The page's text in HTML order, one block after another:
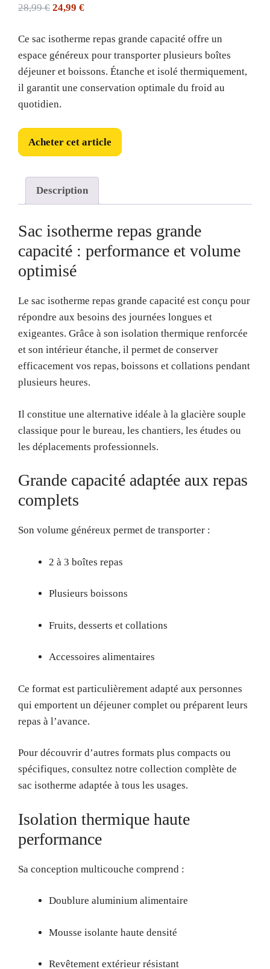
28,99€ Le
initial
était :
28,99 €.
24,99 €Le
actuel
est :
24,99 €.
Ce sac isotherme repas grande capacité offre un
espace généreux pour transporter plusieurs boîtes
déjeuner et boissons. Étanche et isolé thermiquement,
il garantit une conservation optimale du froid au
quotidien.
Acheter cet article
Description
Sac isotherme repas grande
capacité : performance et volume
optimisé
Le sac isotherme repas grande capacité est conçu pour
répondre aux besoins des journées longues et
exigeantes. Grâce à son isolation thermique renforcée
et son intérieur étanche, il permet de conserver
efficacement vos repas, boissons et collations pendant
plusieurs heures.
Il constitue une alternative idéale à la glacière souple
classique pour le bureau, les chantiers, les études ou
les déplacements professionnels.
Grande capacité adaptée aux repas
complets
Son volume généreux permet de transporter :
2 à 3 boîtes repas
Plusieurs boissons
Fruits, desserts et collations
Accessoires alimentaires
Ce format est particulièrement adapté aux personnes
qui emportent un déjeuner complet ou préparent leurs
repas à l’avance.
Pour découvrir d’autres formats plus compacts ou
spécifiques, consultez notre collection complète de
sac isotherme adaptée à tous les usages.
Isolation thermique haute
performance
Sa conception multicouche comprend :
Doublure aluminium alimentaire
Mousse isolante haute densité
Revêtement extérieur résistant